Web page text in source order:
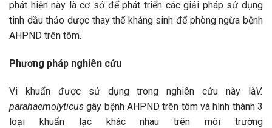
phát hiện này là cơ sở để phát triển các giải pháp sử dụng
tinh dầu thảo dược thay thế kháng sinh để phòng ngừa bệnh
AHPND trên tôm.
Phương pháp nghiên cứu
Vi khuẩn được sử dụng trong nghiên cứu này làV.
parahaemolyticusgây bệnh AHPND trên tôm và hình thành 3
loại khuẩn lạc khác nhau trên môi trường